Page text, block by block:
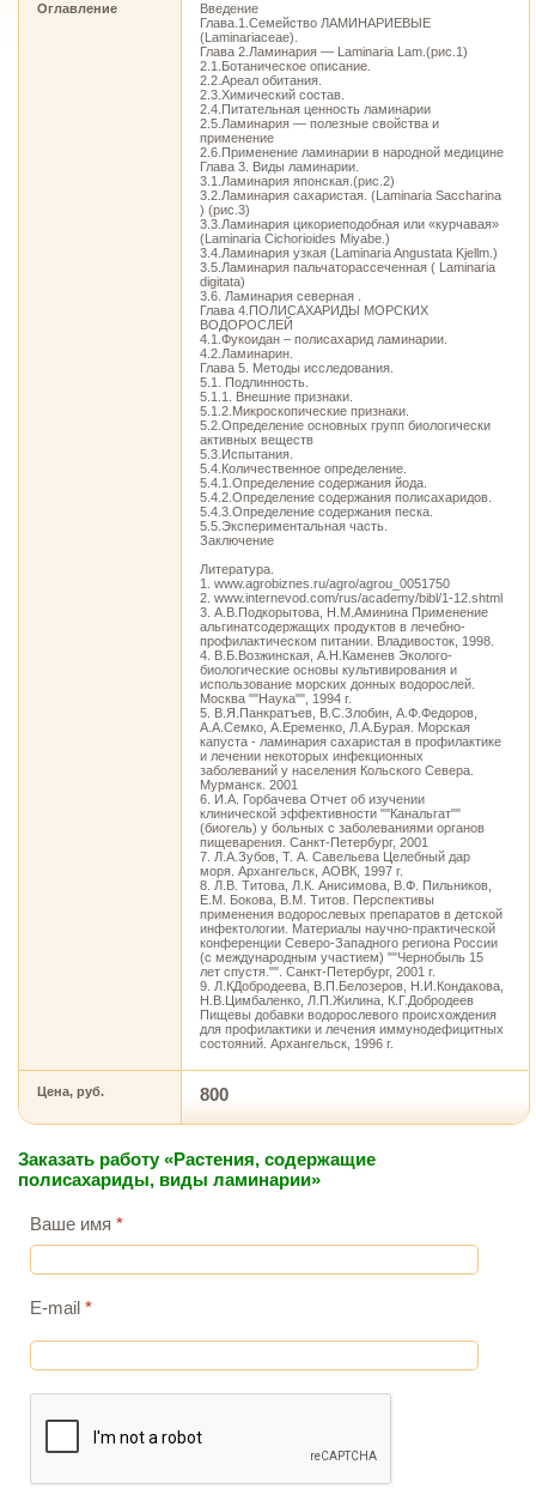
Оглавление
Введение
Глава.1.Семейство ЛАМИНАРИЕВЫЕ
(Laminariaceae).
Глава 2.Ламинария — Laminaria Lam.(рис.1)
2.1.Ботаническое описание.
2.2.Ареал обитания.
2.3.Химический состав.
2.4.Питательная ценность ламинарии
2.5.Ламинария — полезные свойства и
применение
2.6.Применение ламинарии в народной медицине
Глава 3. Виды ламинарии.
3.1.Ламинария японская.(рис.2)
3.2.Ламинария сахаристая. (Laminaria Saccharina
) (рис.3)
3.3.Ламинария цикориеподобная или «курчавая»
(Laminaria Cichorioides Miyabe.)
3.4.Ламинария узкая (Laminaria Angustata Kjellm.)
3.5.Ламинария пальчаторассеченная ( Laminaria
digitata)
3.6. Ламинария северная .
Глава 4.ПОЛИСАХАРИДЫ МОРСКИХ
ВОДОРОСЛЕЙ
4.1.Фукоидан – полисахарид ламинарии.
4.2.Ламинарин.
Глава 5. Методы исследования.
5.1. Подлинность.
5.1.1. Внешние признаки.
5.1.2.Микроскопические признаки.
5.2.Определение основных групп биологически
активных веществ
5.3.Испытания.
5.4.Количественное определение.
5.4.1.Определение содержания йода.
5.4.2.Определение содержания полисахаридов.
5.4.3.Определение содержания песка.
5.5.Экспериментальная часть.
Заключение
Литература.
1. www.agrobiznes.ru/agro/agrou_0051750
2. www.internevod.com/rus/academy/bibl/1-12.shtml
3. А.В.Подкорытова, Н.М.Аминина Применение
альгинатсодержащих продуктов в лечебно-
профилактическом питании. Владивосток, 1998.
4. В.Б.Возжинская, А.Н.Каменев Эколого-
биологические основы культивирования и
использование морских донных водорослей.
Москва ""Наука"", 1994 г.
5. В.Я.Панкратъев, В.С.Злобин, А.Ф.Федоров,
А.А.Семко, А.Еременко, Л.А.Бурая. Морская
капуста - ламинария сахаристая в профилактике
и лечении некоторых инфекционных
заболеваний у населения Кольского Севера.
Мурманск. 2001
6. И.А. Горбачева Отчет об изучении
клинической эффективности ""Канальгат""
(биогель) у больных с заболеваниями органов
пищеварения. Санкт-Петербург, 2001
7. Л.А.Зубов, Т. А. Савельева Целебный дар
моря. Архангельск, АОВК, 1997 г.
8. Л.В. Титова, Л.К. Анисимова, В.Ф. Пильников,
Е.М. Бокова, В.М. Титов. Перспективы
применения водорослевых препаратов в детской
инфектологии. Материалы научно-практической
конференции Северо-Западного региона России
(с международным участием) ""Чернобыль 15
лет спустя."". Санкт-Петербург, 2001 г.
9. Л.КДобродеева, В.П.Белозеров, Н.И.Кондакова,
Н.В.Цимбаленко, Л.П.Жилина, К.Г.Добродеев
Пищевы добавки водорослевого происхождения
для профилактики и лечения иммунодефицитных
состояний. Архангельск, 1996 г.
Цена, руб. 800
Заказать работу «Растения, содержащие
полисахариды, виды ламинарии»
Ваше имя *
E-mail *